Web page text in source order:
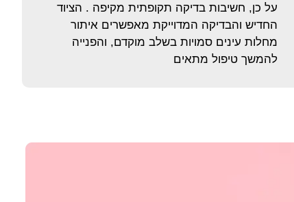
על כן, חשיבות בדיקה תקופתית מקיפה . הציוד
החדיש והבדיקה המדוייקת מאפשרים איתור
מחלות עינים סמויות בשלב מוקדם, והפנייה
להמשך טיפול מתאים